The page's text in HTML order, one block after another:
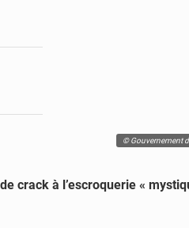
© Gouvernement
crack à l’escroquerie «